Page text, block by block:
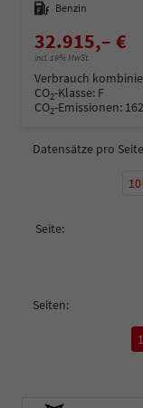
Kraftstoff Benzin
32.915,– €
incl. 19% MwSt.
Verbrauch
CO2-Klasse: F
CO2-Emissionen:
Datensätze pro
10
Seite:
Seiten:
1